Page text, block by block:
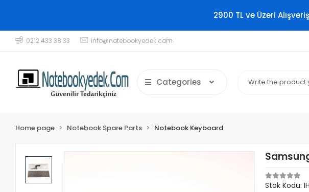
2900 TL ve Üzeri
0212 433 38 33 info@notebookyedek.com
Categories
Home page Notebook Spare Parts Notebook Keyboard
Stok Kodu: